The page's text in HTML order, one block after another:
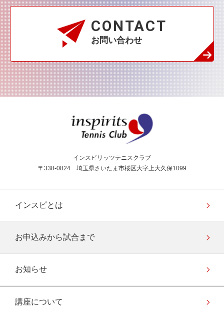
CONTACT
お問い合わせ
インスピリッツテニスクラブ
〒338-0824 埼玉県さいたま市桜区大字上大久保1099
インスピとは
お申込みから試合まで
お知らせ
講座について